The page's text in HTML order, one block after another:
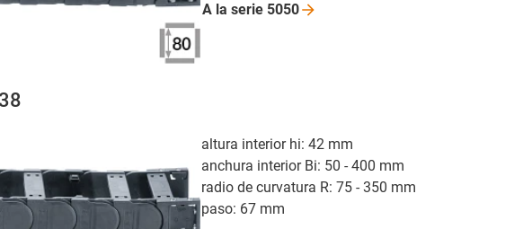
A la serie 5050
altura interior hi: 42 mm
anchura interior Bi: 50 - 400 mm
radio de curvatura R: 75 - 350 mm
paso: 67 mm